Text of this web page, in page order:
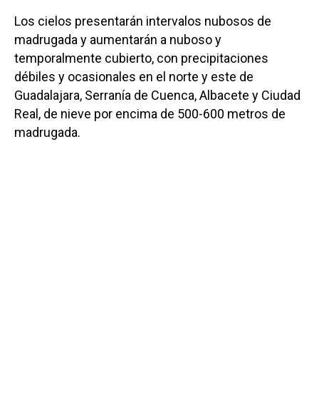
Los cielos presentarán intervalos nubosos de
madrugada y aumentarán a nuboso y
temporalmente cubierto, con precipitaciones
débiles y ocasionales en el norte y este de
Guadalajara, Serranía de Cuenca, Albacete y Ciudad
Real, de nieve por encima de 500-600 metros de
madrugada.